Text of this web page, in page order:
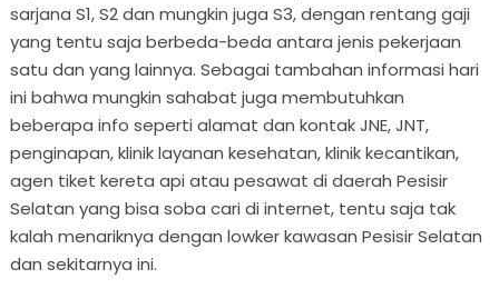
sarjana S1, S2 dan mungkin juga S3, dengan rentang gaji
yang tentu saja berbeda-beda antara jenis pekerjaan
satu dan yang lainnya. Sebagai tambahan informasi hari
ini bahwa mungkin sahabat juga membutuhkan
beberapa info seperti alamat dan kontak JNE, JNT,
penginapan, klinik layanan kesehatan, klinik kecantikan,
agen tiket kereta api atau pesawat di daerah Pesisir
Selatan yang bisa soba cari di internet, tentu saja tak
kalah menariknya dengan lowker kawasan Pesisir Selatan
dan sekitarnya ini.